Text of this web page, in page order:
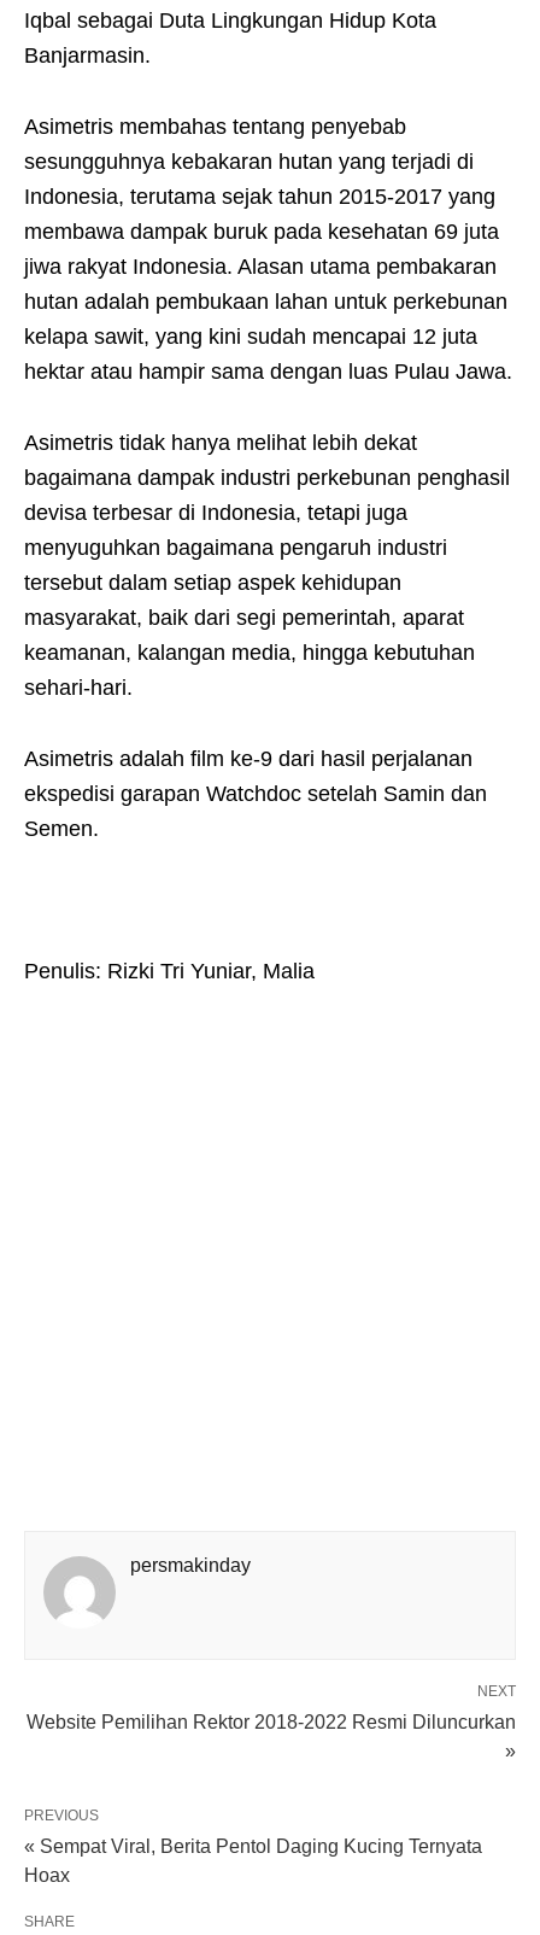
Iqbal sebagai Duta Lingkungan Hidup Kota
Banjarmasin.
Asimetris membahas tentang penyebab
sesungguhnya kebakaran hutan yang terjadi di
Indonesia, terutama sejak tahun 2015-2017 yang
membawa dampak buruk pada kesehatan 69 juta
jiwa rakyat Indonesia. Alasan utama pembakaran
hutan adalah pembukaan lahan untuk perkebunan
kelapa sawit, yang kini sudah mencapai 12 juta
hektar atau hampir sama dengan luas Pulau Jawa.
Asimetris tidak hanya melihat lebih dekat
bagaimana dampak industri perkebunan penghasil
devisa terbesar di Indonesia, tetapi juga
menyuguhkan bagaimana pengaruh industri
tersebut dalam setiap aspek kehidupan
masyarakat, baik dari segi pemerintah, aparat
keamanan, kalangan media, hingga kebutuhan
sehari-hari.
Asimetris adalah film ke-9 dari hasil perjalanan
ekspedisi garapan Watchdoc setelah Samin dan
Semen.
Penulis: Rizki Tri Yuniar, Malia
persmakinday
NEXT
Website Pemilihan Rektor 2018-2022 Resmi Diluncurkan
»
PREVIOUS
« Sempat Viral, Berita Pentol Daging Kucing Ternyata
Hoax
SHARE